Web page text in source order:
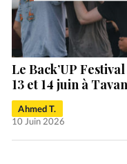
Le Back’UP
13 et 14 juin à
Ahmed T.
10 Juin 2026